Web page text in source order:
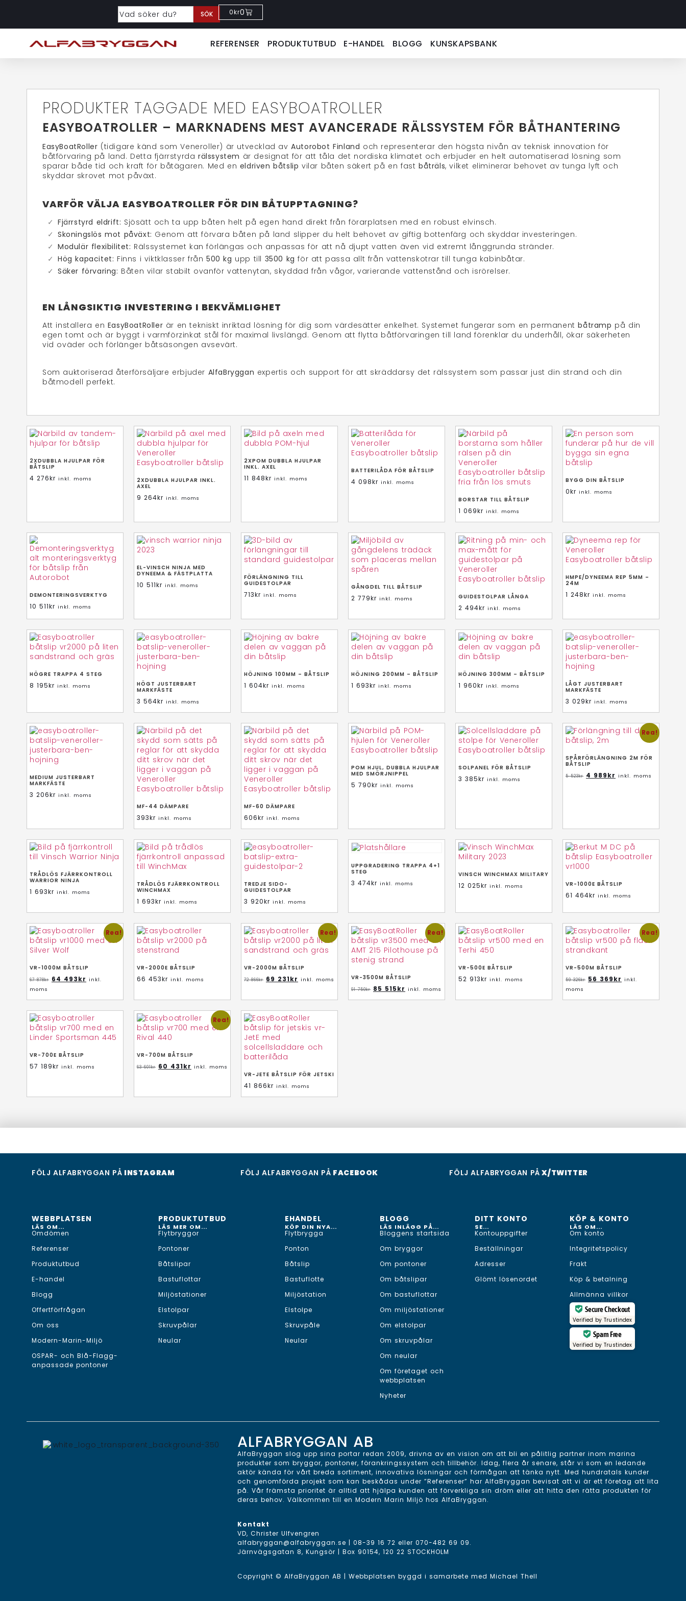
SÖK 0kr0
REFERENSER PRODUKTUTBUD E-HANDEL BLOGG KUNSKAPSBANK
PRODUKTER TAGGADE MED EASYBOATROLLER
EASYBOATROLLER – MARKNADENS MEST AVANCERADE RÄLSSYSTEM FÖR BÅTHANTERING
EasyBoatRoller (tidigare känd som Veneroller) är utvecklad avAutorobot Finland och representerar den högsta nivån av teknisk innovation för
båtförvaring på land. Detta fjärrstyrdarälssystem är designat för att tåla det nordiska klimatet och erbjuder en helt automatiserad lösning som
sparar både tid och kraft för båtägaren. Med en eldriven båtslip vilar båten säkert på en fastbåträls, vilket eliminerar behovet av tunga lyft och
skyddar skrovet mot påväxt.
VARFÖR VÄLJA EASYBOATROLLER FÖR DIN BÅTUPPTAGNING?
Fjärrstyrd eldrift: Sjösätt och ta upp båten helt på egen hand direkt från förarplatsen med en robust elvinsch.
Skoningslös mot påväxt: Genom att förvara båten på land slipper du helt behovet av giftig bottenfärg och skyddar investeringen.
Modulär flexibilitet: Rälssystemet kan förlängas och anpassas för att nå djupt vatten även vid extremt långgrunda stränder.
Hög kapacitet: Finns i viktklasser från500 kg upp till 3500 kg för att passa allt från vattenskotrar till tunga kabinbåtar.
Säker förvaring: Båten vilar stabilt ovanför vattenytan, skyddad från vågor, varierande vattenstånd och isrörelser.
EN LÅNGSIKTIG INVESTERING I BEKVÄMLIGHET
Att installera en EasyBoatRoller är en tekniskt inriktad lösning för dig som värdesätter enkelhet. Systemet fungerar som en permanentbåtramp på din
egen tomt och är byggt i varmförzinkat stål för maximal livslängd. Genom att flytta båtförvaringen till land förenklar du underhåll, ökar säkerheten
vid oväder och förlänger båtsäsongen avsevärt.
Som auktoriserad återförsäljare erbjuder AlfaBryggan expertis och support för att skräddarsy det rälssystem som passar just din strand och din
båtmodell perfekt.
2XDUBBLA HJULPAR FÖR
BÅTSLIP
4 276kr inkl. moms
2XDUBBLA HJULPAR INKL.
AXEL
9 264kr inkl. moms
2XPOM DUBBLA HJULPAR
INKL. AXEL
11 848kr inkl. moms
BATTERILÅDA FÖR BÅTSLIP
4 098kr inkl. moms
BORSTAR TILL BÅTSLIP
1 069kr inkl. moms
BYGG DIN BÅTSLIP
0kr inkl. moms
DEMONTERINGSVERKTYG
10 511kr inkl. moms
EL-VINSCH NINJA MED
DYNEEMA & FÄSTPLATTA
10 511kr inkl. moms
FÖRLÄNGNING TILL
GUIDESTOLPAR
713kr inkl. moms
GÅNGDEL TILL BÅTSLIP
2 779kr inkl. moms GUIDESTOLPAR LÅNGA
2 494kr inkl. moms
HMPE/DYNEEMA REP 5MM –
24M
1 248kr inkl. moms
HÖGRE TRAPPA 4 STEG
8 195kr inkl. moms
HÖGT JUSTERBART
MARKFÄSTE
3 564kr inkl. moms
HÖJNING 100MM – BÅTSLIP
1 604kr inkl. moms
HÖJNING 200MM – BÅTSLIP
1 693kr inkl. moms
HÖJNING 300MM – BÅTSLIP
1 960kr inkl. moms
LÅGT JUSTERBART
MARKFÄSTE
3 029kr inkl. moms
MEDIUM JUSTERBART
MARKFÄSTE
3 206kr inkl. moms
MF-44 DÄMPARE
393kr inkl. moms
MF-60 DÄMPARE
606kr inkl. moms
POM HJUL, DUBBLA HJULPAR
MED SMÖRJNIPPEL
5 790kr inkl. moms
SOLPANEL FÖR BÅTSLIP
3 385kr inkl. moms
Rea!
SPÅRFÖRLÄNGNING 2M FÖR
BÅTSLIP
5 523kr 4 989kr inkl. moms
TRÅDLÖS FJÄRRKONTROLL
WARRIOR NINJA
1 693kr inkl. moms
TRÅDLÖS FJÄRRKONTROLL
WINCHMAX
1 693kr inkl. moms
TREDJE SIDO-
GUIDESTOLPAR
3 920kr inkl. moms
UPPGRADERING TRAPPA 4+1
STEG
3 474kr inkl. moms
VINSCH WINCHMAX MILITARY
12 025kr inkl. moms VR-1000E BÅTSLIP
61 464kr inkl. moms
Rea!
VR-1000M BÅTSLIP
67 878kr 64 493kr inkl.
moms
VR-2000E BÅTSLIP
66 453kr inkl. moms
Rea!
VR-2000M BÅTSLIP
72 866kr 69 231kr inkl. moms
Rea!
VR-3500M BÅTSLIP
91 750kr 85 515kr inkl. moms
VR-500E BÅTSLIP
52 913kr inkl. moms
Rea!
VR-500M BÅTSLIP
59 326kr 56 369kr inkl.
moms
VR-700E BÅTSLIP
57 189kr inkl. moms
Rea!
VR-700M BÅTSLIP
63 601kr 60 431kr inkl. moms
VR-JETE BÅTSLIP FÖR JETSKI
41 866kr inkl. moms
FÖLJ ALFABRYGGAN PÅ INSTAGRAM FÖLJ ALFABRYGGAN PÅ FACEBOOK FÖLJ ALFABRYGGAN PÅ X/TWITTER
WEBBPLATSEN
LÄS OM...
Omdömen
Referenser
Produktutbud
E-handel
Blogg
Offertförfrågan
Om oss
Modern-Marin-Miljö
OSPAR- och Blå-Flagg-
anpassade pontoner
PRODUKTUTBUD
LÄS MER OM...
Flytbryggor
Pontoner
Båtslipar
Bastuflottar
Miljöstationer
Elstolpar
Skruvpålar
Neular
EHANDEL
KÖP DIN NYA...
Flytbrygga
Ponton
Båtslip
Bastuflotte
Miljöstation
Elstolpe
Skruvpåle
Neular
BLOGG
LÄS INLÄGG PÅ...
Bloggens startsida
Om bryggor
Om pontoner
Om båtslipar
Om bastuflottar
Om miljöstationer
Om elstolpar
Om skruvpålar
Om neular
Om företaget och
webbplatsen
Nyheter
DITT KONTO
SE...
Kontouppgifter
Beställningar
Adresser
Glömt lösenordet
KÖP & KONTO
LÄS OM...
Om konto
Integritetspolicy
Frakt
Köp & betalning
Allmänna villkor
Secure Checkout
Verified byTrustindex
Spam Free
Verified byTrustindex
ALFABRYGGAN AB
AlfaBryggan slog upp sina portar redan 2009, drivna av en vision om att bli en pålitlig partner inom marina
produkter som bryggor, pontoner, förankringssystem och tillbehör. Idag, flera år senare, står vi som en ledande
aktör kända för vårt breda sortiment, innovativa lösningar och förmågan att tänka nytt. Med hundratals kunder
och genomförda projekt som kan beskådas under ”Referenser” har AlfaBryggan bevisat att vi är ett företag att lita
på. Vår främsta prioritet är alltid att hjälpa kunden att förverkliga sin dröm eller att hitta den rätta produkten för
deras behov. Välkommen till en Modern Marin Miljö hos AlfaBryggan.
Kontakt
VD, Christer Ulfvengren
alfabryggan@alfabryggan.se |08-39 16 72 eller070-482 69 09.
Järnvägsgatan 8, Kungsör | Box 90154, 120 22 STOCKHOLM
Copyright © AlfaBryggan AB | Webbplatsen byggd i samarbete medMichael Thell